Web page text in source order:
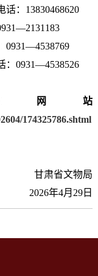
：13830468620
0931—4538769
：0931—4538526
网站
174325786.shtml
甘肃省文物局
2026年4月29日